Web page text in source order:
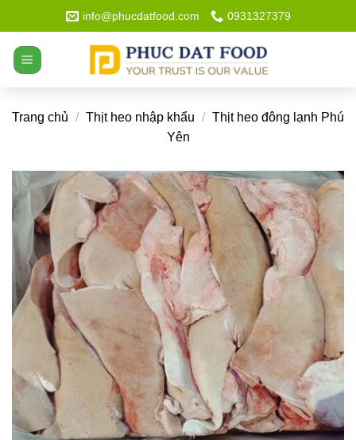
qua
nội
dung
info@phucdatfood.com 0931327379
Trang chủ / Thịt heo nhập khẩu / Thịt heo đông lạnh Phú
Yên